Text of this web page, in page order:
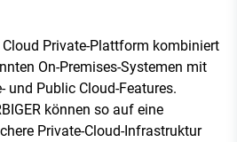
Private-Plattform kombiniert
On-Premises-Systemen mit
und Public Cloud-Features.
können so auf eine
Private-Cloud-Infrastruktur